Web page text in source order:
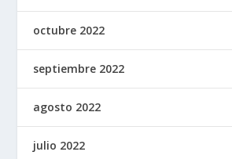
octubre 2022
septiembre 2022
agosto 2022
julio 2022